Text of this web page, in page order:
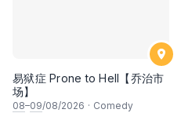
易狱症 Prone to Hell【乔治市
场】
08–09/08/2026 · Comedy